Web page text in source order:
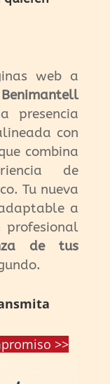
web a
Benimantell
presencia
con
combina
de
Tu nueva
a
profesional
de tus
>>